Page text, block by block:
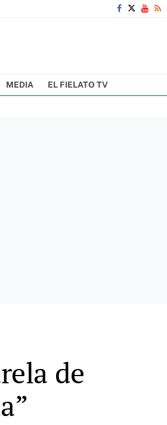
MEDIA EL FIELATO TV
de